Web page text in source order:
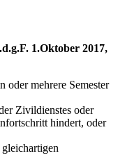
1.Oktober 2017,
oder mehrere Semester
Zivildienstes oder
hindert, oder